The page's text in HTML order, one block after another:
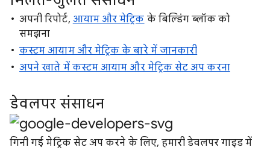
अपनी रिपोर्ट, आयाम और मेट्रिक के बिल्डिंग ब्लॉक को
समझना
कस्टम आयाम और मेट्रिक के बारे में जानकारी
अपने खाते में कस्टम आयाम और मेट्रिक सेट अप करना
डेवलपर संसाधन
गिनी गई मेट्रिक सेट अप करने के लिए, हमारी डेवलपर गाइड में